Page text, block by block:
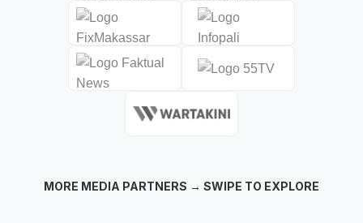
MORE MEDIA PARTNERS → SWIPE TO EXPLORE